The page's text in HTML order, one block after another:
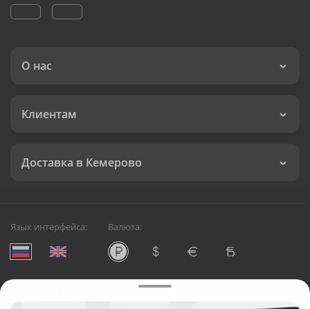
О нас
Клиентам
Доставка в Кемерово
Язык интерфейса: Валюта:
Служба круглосуточной доставки цветов в Кемерово
Русский Букет, 2026